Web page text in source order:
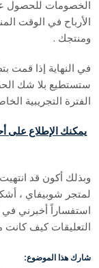
الخصومات للحصول
الأرباح في الوقت
ومنتجك .
في النهاية إذا قمت
ستستطيع بلا شك
الفترة التجريبية
يمكنك الإطلاع
وبذلك أكون قد
لمتجر شوبيفاي ،
استفساراً أخبرني في
التعليقات كيف كانت
شارك هذا الموضوع: